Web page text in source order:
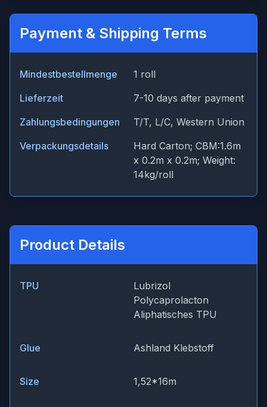
Payment & Shipping Terms
Mindestbestellmenge
1 roll
Lieferzeit
7-10 days after payment
Zahlungsbedingungen
T/T, L/C, Western Union
Verpackungsdetails
Hard Carton; CBM:1.6m
x 0.2m x 0.2m; Weight:
14kg/roll
Product Details
TPU
Lubrizol
Polycaprolacton
Aliphatisches TPU
Glue Ashland Klebstoff
Size 1,52*16m